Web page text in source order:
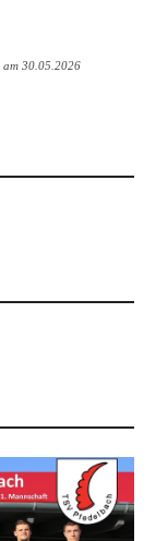
am 30.05.2026